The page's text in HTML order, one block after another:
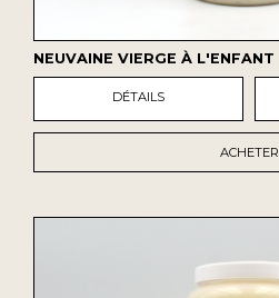
NEUVAINE VIERGE À L'ENFANT
DÉTAILS
ACHETER